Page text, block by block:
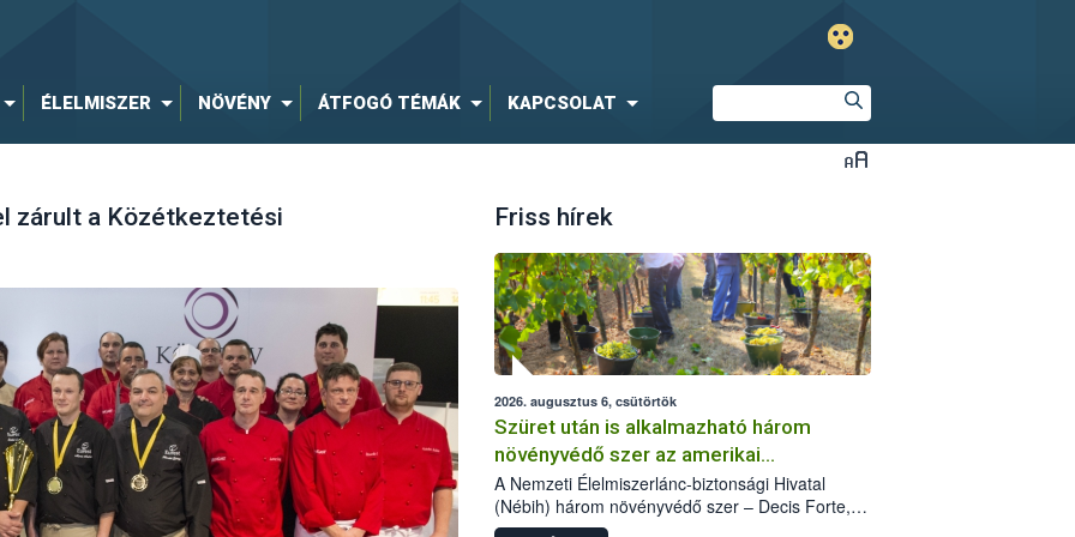
ÉLELMISZER NÖVÉNY ÁTFOGÓ TÉMÁK KAPCSOLAT
zárult a Közétkeztetési Friss hírek
2026. augusztus 6, csütörtök
Szüret után is alkalmazható három
növényvédő szer az amerikai
szőlőkabóca ellen
A Nemzeti Élelmiszerlánc-biztonsági Hivatal
(Nébih) három növényvédő szer – Decis Forte,
Klartan 24 EW, Oroganic – engedélyokiratát